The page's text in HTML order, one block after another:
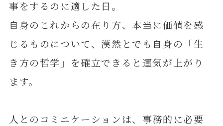
事をするのに適した日。
自身のこれからの在り方、本当に価値を感
じるものについて、漠然とでも自身の「生
き方の哲学」を確立できると運気が上がり
ます。
人とのコミニケーションは、事務的に必要